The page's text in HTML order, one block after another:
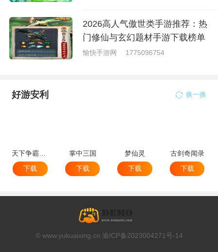
2026高人气傲世类手游推荐：热
门修仙与玄幻题材手游下载榜单
愉快手游网 1775096754
好游安利 换一换
天下争霸三国志
下载
掌中三国
下载
梦仙灵
下载
古剑奇闻录
下载
© www.yukuaixing.cn 渝ICP备2023004271号-14